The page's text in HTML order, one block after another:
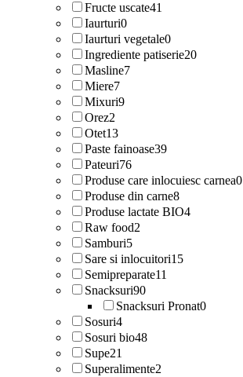
Fructe uscate41
Iaurturi0
Iaurturi vegetale0
Ingrediente patiserie20
Masline7
Miere7
Mixuri9
Orez2
Otet13
Paste fainoase39
Pateuri76
Produse care inlocuiesc carnea0
Produse din carne8
Produse lactate BIO4
Raw food2
Samburi5
Sare si inlocuitori15
Semipreparate11
Snacksuri90
Snacksuri Pronat0
Sosuri4
Sosuri bio48
Supe21
Superalimente2